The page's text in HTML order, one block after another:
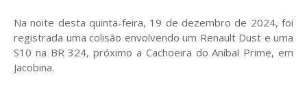
Na noite desta quinta-feira, 19 de dezembro de 2024, foi
registrada uma colisão envolvendo um Renault Dust e uma
S10 na BR 324, próximo a Cachoeira do Aníbal Prime, em
Jacobina.